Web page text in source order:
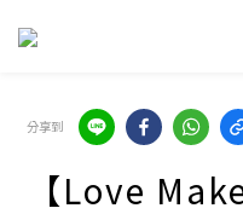
分享到
【Love